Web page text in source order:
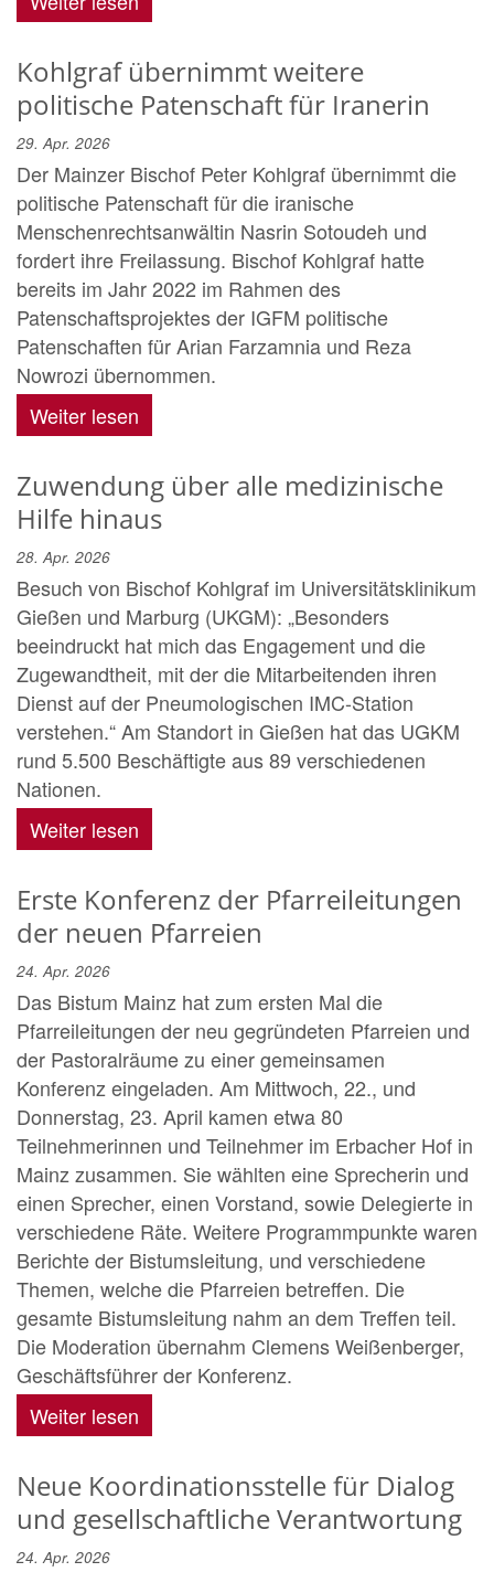
Kohlgraf übernimmt weitere
politische Patenschaft für Iranerin
29. Apr. 2026
Der Mainzer Bischof Peter Kohlgraf übernimmt die
politische Patenschaft für die iranische
Menschenrechtsanwältin Nasrin Sotoudeh und
fordert ihre Freilassung. Bischof Kohlgraf hatte
bereits im Jahr 2022 im Rahmen des
Patenschaftsprojektes der IGFM politische
Patenschaften für Arian Farzamnia und Reza
Nowrozi übernommen.
Weiter lesen
Zuwendung über alle medizinische
Hilfe hinaus
28. Apr. 2026
Besuch von Bischof Kohlgraf im Universitätsklinikum
Gießen und Marburg (UKGM): „Besonders
beeindruckt hat mich das Engagement und die
Zugewandtheit, mit der die Mitarbeitenden ihren
Dienst auf der Pneumologischen IMC-Station
verstehen.“ Am Standort in Gießen hat das UGKM
rund 5.500 Beschäftigte aus 89 verschiedenen
Nationen.
Weiter lesen
Erste Konferenz der Pfarreileitungen
der neuen Pfarreien
24. Apr. 2026
Das Bistum Mainz hat zum ersten Mal die
Pfarreileitungen der neu gegründeten Pfarreien und
der Pastoralräume zu einer gemeinsamen
Konferenz eingeladen. Am Mittwoch, 22., und
Donnerstag, 23. April kamen etwa 80
Teilnehmerinnen und Teilnehmer im Erbacher Hof in
Mainz zusammen. Sie wählten eine Sprecherin und
einen Sprecher, einen Vorstand, sowie Delegierte in
verschiedene Räte. Weitere Programmpunkte waren
Berichte der Bistumsleitung, und verschiedene
Themen, welche die Pfarreien betreffen. Die
gesamte Bistumsleitung nahm an dem Treffen teil.
Die Moderation übernahm Clemens Weißenberger,
Geschäftsführer der Konferenz.
Weiter lesen
Neue Koordinationsstelle für Dialog
und gesellschaftliche Verantwortung
24. Apr. 2026